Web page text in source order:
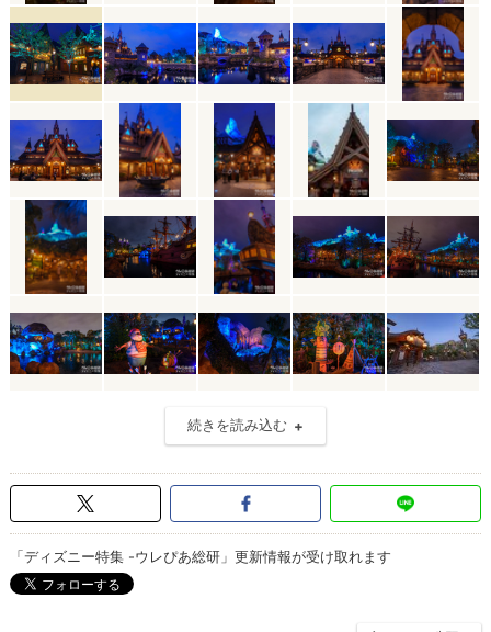
続きを読み込む
「ディズニー特集 -ウレぴあ総研」更新情報が受け取れます